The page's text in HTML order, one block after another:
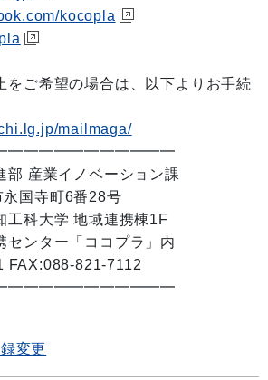
kocopla
ご希望の場合は、以下よりお手続
mailmaga/
部 産業イノベーション課
国寺町6番28号
工科大学 地域連携棟1F
センター「ココプラ」内
FAX:088-821-7112
変更